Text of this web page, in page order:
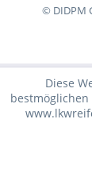
© DIDPM
Diese